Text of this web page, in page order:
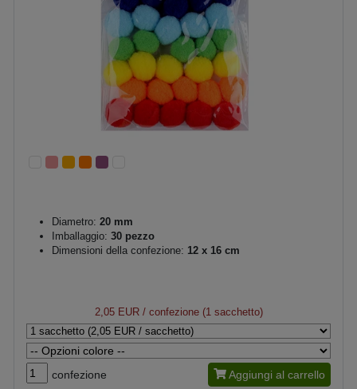
Diametro: 20 mm
Imballaggio: 30 pezzo
Dimensioni della confezione: 12 x 16 cm
2,05 EUR/ confezione (1 sacchetto)
confezione Aggiungi al carrello